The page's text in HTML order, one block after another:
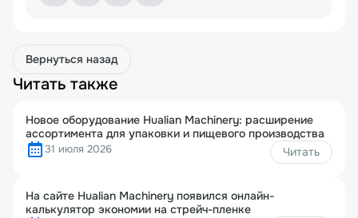
Вернуться назад
Читать также
Новое оборудование Hualian Machinery: расширение
ассортимента для упаковки и пищевого производства
31 июля 2026 Читать
На сайте Hualian Machinery появился онлайн-
калькулятор экономии на стрейч-пленке